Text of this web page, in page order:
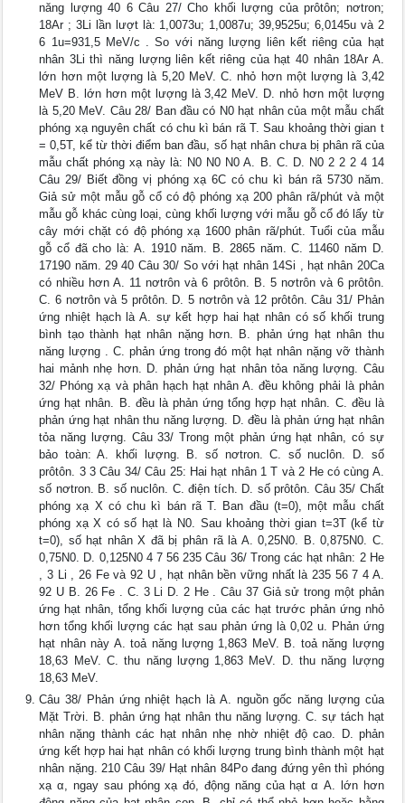
năng lượng 40 6 Câu 27/ Cho khối lượng của prôtôn; nơtron;
18Ar ; 3Li lần lượt là: 1,0073u; 1,0087u; 39,9525u; 6,0145u và 2
6 1u=931,5 MeV/c . So với năng lượng liên kết riêng của hạt
nhân 3Li thì năng lượng liên kết riêng của hạt 40 nhân 18Ar A.
lớn hơn một lượng là 5,20 MeV. C. nhỏ hơn một lượng là 3,42
MeV B. lớn hơn một lượng là 3,42 MeV. D. nhỏ hơn một lượng
là 5,20 MeV. Câu 28/ Ban đầu có N0 hạt nhân của một mẫu chất
phóng xạ nguyên chất có chu kì bán rã T. Sau khoảng thời gian t
= 0,5T, kể từ thời điểm ban đầu, số hạt nhân chưa bị phân rã của
mẫu chất phóng xạ này là: N0 N0 N0 A. B. C. D. N0 2 2 2 4 14
Câu 29/ Biết đồng vị phóng xạ 6C có chu kì bán rã 5730 năm.
Giả sử một mẫu gỗ cổ có độ phóng xạ 200 phân rã/phút và một
mẫu gỗ khác cùng loại, cùng khối lượng với mẫu gỗ cổ đó lấy từ
cây mới chặt có độ phóng xạ 1600 phân rã/phút. Tuổi của mẫu
gỗ cổ đã cho là: A. 1910 năm. B. 2865 năm. C. 11460 năm D.
17190 năm. 29 40 Câu 30/ So với hạt nhân 14Si , hạt nhân 20Ca
có nhiều hơn A. 11 nơtrôn và 6 prôtôn. B. 5 nơtrôn và 6 prôtôn.
C. 6 nơtrôn và 5 prôtôn. D. 5 nơtrôn và 12 prôtôn. Câu 31/ Phản
ứng nhiệt hạch là A. sự kết hợp hai hạt nhân có số khối trung
bình tạo thành hạt nhân nặng hơn. B. phản ứng hạt nhân thu
năng lượng . C. phản ứng trong đó một hạt nhân nặng vỡ thành
hai mảnh nhẹ hơn. D. phản ứng hạt nhân tỏa năng lượng. Câu
32/ Phóng xạ và phân hạch hạt nhân A. đều không phải là phản
ứng hạt nhân. B. đều là phản ứng tổng hợp hạt nhân. C. đều là
phản ứng hạt nhân thu năng lượng. D. đều là phản ứng hạt nhân
tỏa năng lượng. Câu 33/ Trong một phản ứng hạt nhân, có sự
bảo toàn: A. khối lượng. B. số nơtron. C. số nuclôn. D. số
prôtôn. 3 3 Câu 34/ Câu 25: Hai hạt nhân 1 T và 2 He có cùng A.
số nơtron. B. số nuclôn. C. điện tích. D. số prôtôn. Câu 35/ Chất
phóng xạ X có chu kì bán rã T. Ban đầu (t=0), một mẫu chất
phóng xạ X có số hạt là N0. Sau khoảng thời gian t=3T (kể từ
t=0), số hạt nhân X đã bị phân rã là A. 0,25N0. B. 0,875N0. C.
0,75N0. D. 0,125N0 4 7 56 235 Câu 36/ Trong các hạt nhân: 2 He
, 3 Li , 26 Fe và 92 U , hạt nhân bền vững nhất là 235 56 7 4 A.
92 U B. 26 Fe . C. 3 Li D. 2 He . Câu 37 Giả sử trong một phản
ứng hạt nhân, tổng khối lượng của các hạt trước phản ứng nhỏ
hơn tổng khối lượng các hạt sau phản ứng là 0,02 u. Phản ứng
hạt nhân này A. toả năng lượng 1,863 MeV. B. toả năng lượng
18,63 MeV. C. thu năng lượng 1,863 MeV. D. thu năng lượng
18,63 MeV.
Câu 38/ Phản ứng nhiệt hạch là A. nguồn gốc năng lượng của
Mặt Trời. B. phản ứng hạt nhân thu năng lượng. C. sự tách hạt
nhân nặng thành các hạt nhân nhẹ nhờ nhiệt độ cao. D. phản
ứng kết hợp hai hạt nhân có khối lượng trung bình thành một hạt
nhân nặng. 210 Câu 39/ Hạt nhân 84Po đang đứng yên thì phóng
xạ α, ngay sau phóng xạ đó, động năng của hạt α A. lớn hơn